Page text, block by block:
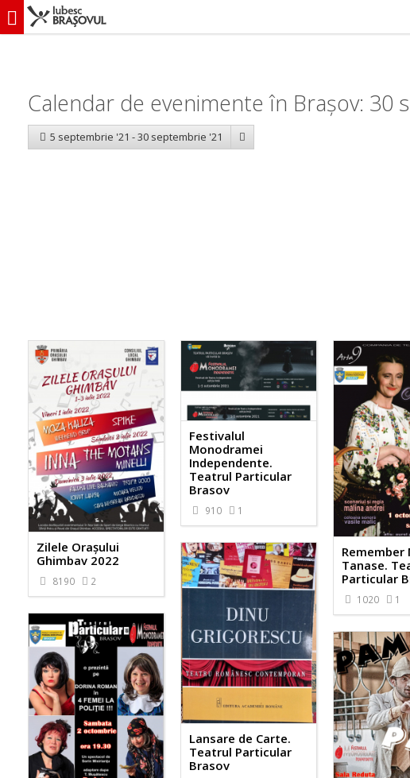
iubescbraşovul.ro
Calendar de evenimente în Brașov:
5 septembrie '21 - 30 septembrie '21
Zilele Orașului
Ghimbav 2022
8190 2
Festivalul
Monodramei
Independente.
Teatrul Particular
Brasov
910 1
Remember
Tanase.
Particular
1020 1
Lansare de Carte.
Teatrul Particular
Brasov